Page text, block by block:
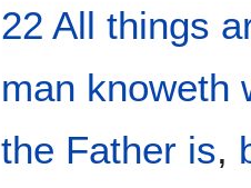
22 All things
man knoweth
the Father is,